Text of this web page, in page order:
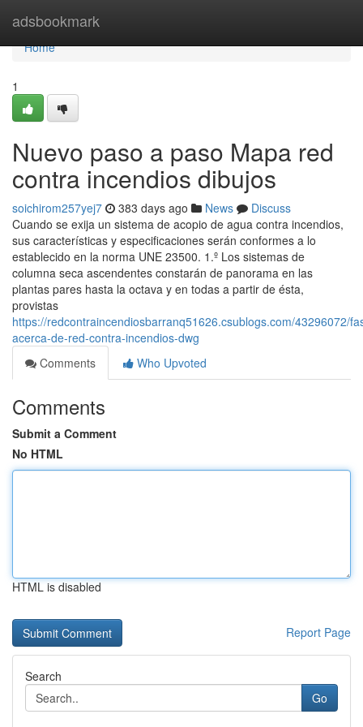
adsbookmark
Home
Home
1
Nuevo paso a paso Mapa red
contra incendios dibujos
soichirom257yej7 383 days ago News
Discuss
Cuando se exija un sistema de acopio de agua contra incendios,
sus características y especificaciones serán conformes a lo
establecido en la norma UNE 23500. 1.º Los sistemas de
columna seca ascendentes constarán de panorama en las
plantas pares hasta la octava y en todas a partir de ésta,
provistas
https://redcontraincendiosbarranq51626.csublogs.com/43296072/
acerca-de-red-contra-incendios-dwg
Comments
Who Upvoted
Comments
Submit a Comment
No HTML
HTML is disabled
Report Page
Search
Go